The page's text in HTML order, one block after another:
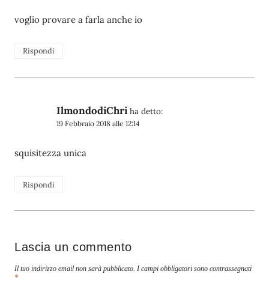
voglio provare a farla anche io
Rispondi
IlmondodiChri ha detto:
19 Febbraio 2018 alle 12:14
squisitezza unica
Rispondi
Lascia un commento
Il tuo indirizzo email non sarà pubblicato. I campi obbligatori sono contrassegnati
*